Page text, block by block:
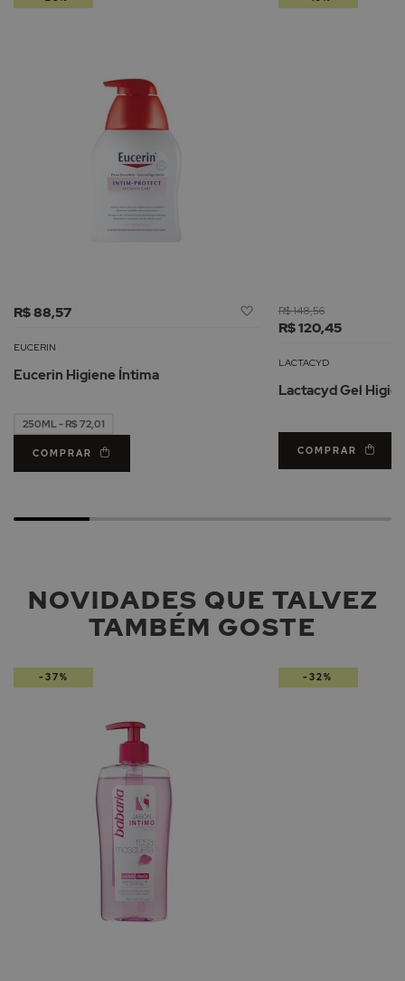
R$ 88,57
Adicionar
Desejos
EUCERIN
Eucerin Higiene Íntima
250ML - R$ 72,01
COMPRAR
R$ 120,45
R$ 148,56
LACTACYD
Lactacyd Gel
COMPRAR
NOVIDADES QUE TALVEZ
TAMBÉM GOSTE
-37% -32%